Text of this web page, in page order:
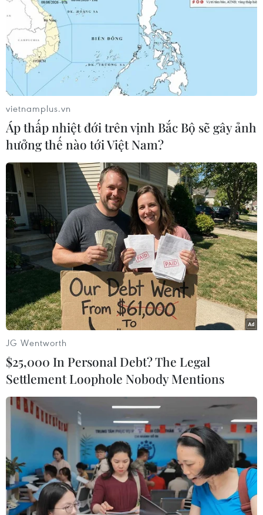
8 tình nguyện viên Trung Quốc sống thử
trong môi trường Mặt Trăng
12/05/2017 07:50
Không dừng lại ở kế hoạch đưa các nhà du hành vũ trụ
lên khám phá Mặt Trăng mà các nhà khoa học Trung
Quốc còn có "tham vọng" và đã chuẩn bị cho kế hoạch
để các nhà du hành ở lại lâu dài tại đây.
Trung Quốc phóng vệ tinh hỗ trợ khám
vietnamplus.vn
Áp thấp nhiệt đới trên vịnh Bắc Bộ sẽ gây ảnh
hưởng thế nào tới Việt Nam?
JG Wentworth
$25,000 In Personal Debt? The Legal
Settlement Loophole Nobody Mentions